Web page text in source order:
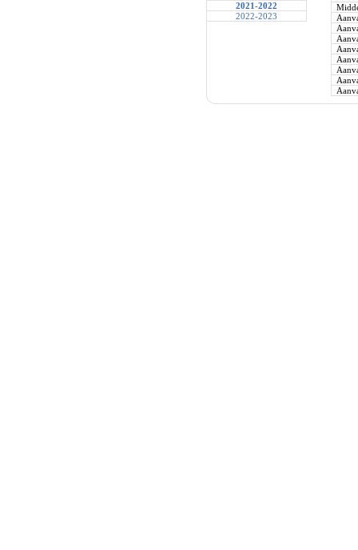
2021-2022
2022-2023